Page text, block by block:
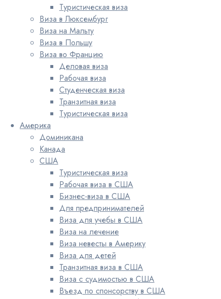
Туристическая виза
Виза в Люксембург
Виза на Мальту
Виза в Польшу
Виза во Францию
Деловая виза
Рабочая виза
Студенческая виза
Транзитная виза
Туристическая виза
Америка
Доминикана
Канада
США
Туристическая виза
Рабочая виза в США
Бизнес-виза в США
Для предпринимателей
Виза для учебы в США
Виза на лечение
Виза невесты в Америку
Виза для детей
Транзитная виза в США
Виза с судимостью в США
Въезд по спонсорству в США